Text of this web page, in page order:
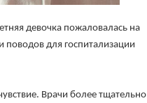
девочка пожаловалась на
для госпитализации
Врачи более тщательно